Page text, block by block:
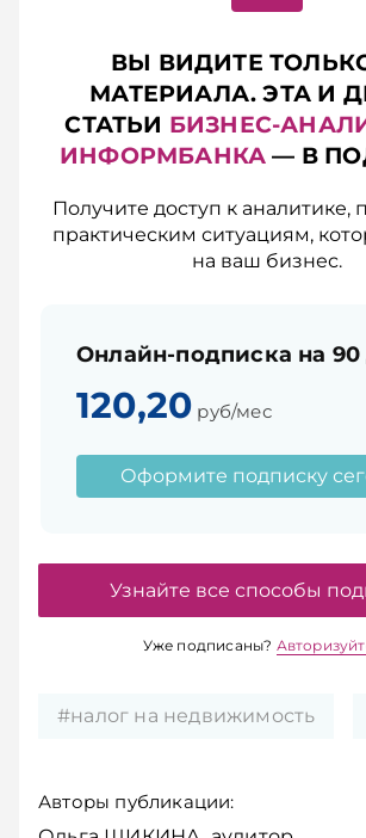
ВЫ ВИДИТЕ ТОЛЬКО
МАТЕРИАЛА. ЭТА И
СТАТЬИ БИЗНЕС-
ИНФОРМБАНКА — В
Получите доступ к аналитике,
практическим ситуациям,
на ваш бизнес.
Онлайн-подписка на
120,20 руб/мес
Оформите подписку
Узнайте все способы
Уже подписаны?
#налог на недвижимость
Авторы публикации: